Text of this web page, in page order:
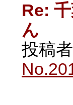
Re:
ん
投稿者